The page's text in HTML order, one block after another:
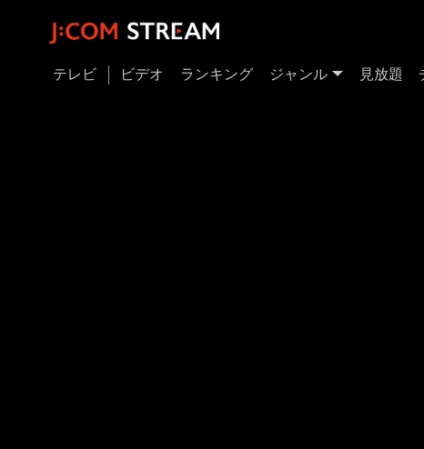
テレビ ビデオ ランキング ジャンル 見放題